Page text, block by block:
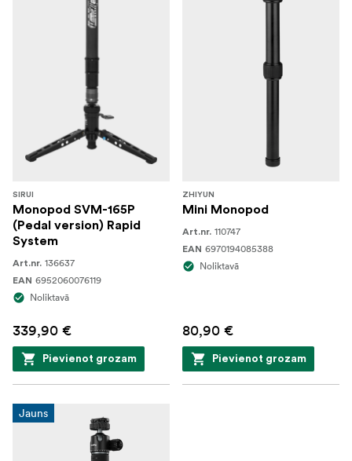
SIRUI
Monopod SVM-165P
(Pedal version) Rapid
System
Art.nr. 136637
EAN 6952060076119
Noliktavā
339,90 €
Pievienot grozam
ZHIYUN
Mini Monopod
Art.nr. 110747
EAN 6970194085388
Noliktavā
80,90 €
Pievienot grozam
Jauns